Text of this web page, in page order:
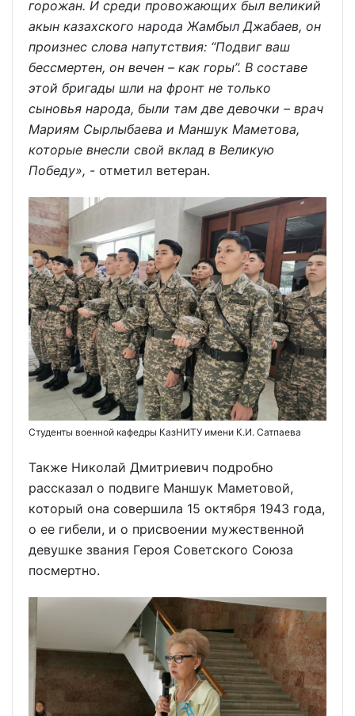
горожан. И среди провожающих был великий
акын казахского народа Жамбыл Джабаев, он
произнес слова напутствия: “Подвиг ваш
бессмертен, он вечен – как горы”. В составе
этой бригады шли на фронт не только
сыновья народа, были там две девочки – врач
Мариям Сырлыбаева и Маншук Маметова,
которые внесли свой вклад в Великую
Победу», - отметил ветеран.
Студенты военной кафедры КазНИТУ имени К.И. Сатпаева
Также Николай Дмитриевич подробно
рассказал о подвиге Маншук Маметовой,
который она совершила 15 октября 1943 года,
о ее гибели, и о присвоении мужественной
девушке звания Героя Советского Союза
посмертно.